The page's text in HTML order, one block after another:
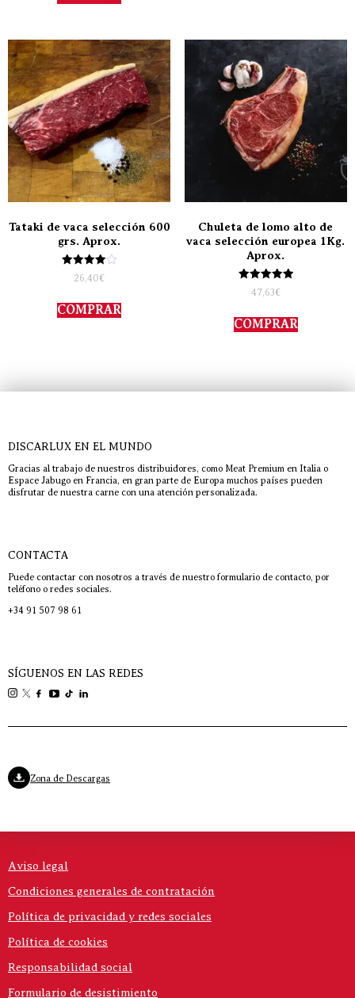
Tataki de vaca selección 600
grs. Aprox.
Valorado
con
de 5
26,40€
COMPRAR
Chuleta de lomo alto de
vaca selección europea 1Kg.
Aprox.
Valorado
con
de 5
47,63€
COMPRAR
DISCARLUX EN EL MUNDO
Gracias al trabajo de nuestros distribuidores, como Meat Premium en Italia o
Espace Jabugo en Francia, en gran parte de Europa muchos países pueden
disfrutar de nuestra carne con una atención personalizada.
CONTACTA
Puede contactar con nosotros a través de nuestro formulario de contacto, por
teléfono o redes sociales.
+34 91 507 98 61
SÍGUENOS EN LAS REDES
Zona de Descargas
Aviso legal
Condiciones generales de contratación
Política de privacidad y redes sociales
Política de cookies
Responsabilidad social
Formulario de desistimiento